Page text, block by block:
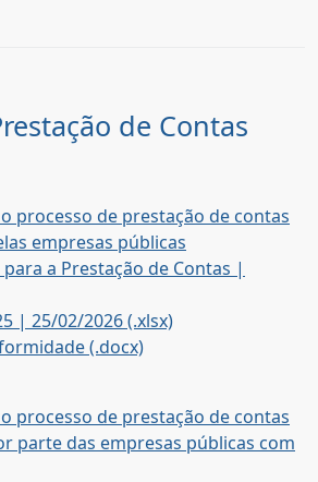
de Contas
processo de prestação de contas
empresas públicas
a Prestação de Contas |
| 25/02/2026 (.xlsx)
(.docx)
processo de prestação de contas
parte das empresas públicas com